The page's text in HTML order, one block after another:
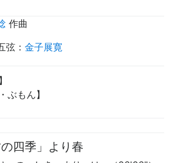
作曲
弦 ： 金子展寛
ぶもん】
の四季」より春